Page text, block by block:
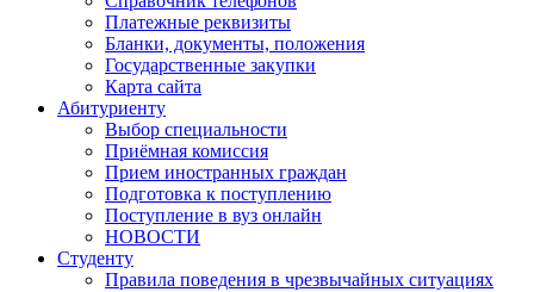
Платежные реквизиты
Бланки, документы, положения
Государственные закупки
Карта сайта
Абитуриенту
Выбор специальности
Приёмная комиссия
Прием иностранных граждан
Подготовка к поступлению
Поступление в вуз онлайн
НОВОСТИ
Студенту
Правила поведения в чрезвычайных ситуациях